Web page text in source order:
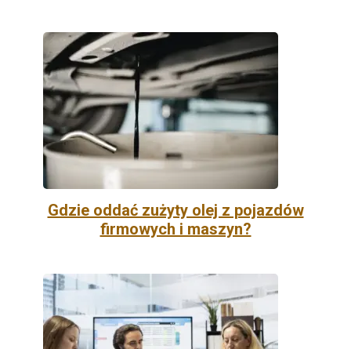
Gdzie oddać zużyty olej z pojazdów
firmowych i maszyn?